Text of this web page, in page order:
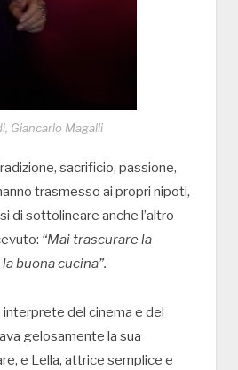
Giancarlo Magalli
sacrificio, passione,
trasmesso ai propri nipoti,
di sottolineare anche l’altro
“Mai trascurare la
buona cucina”.
interprete del cinema e del
gelosamente la sua
e Lella, attrice semplice e